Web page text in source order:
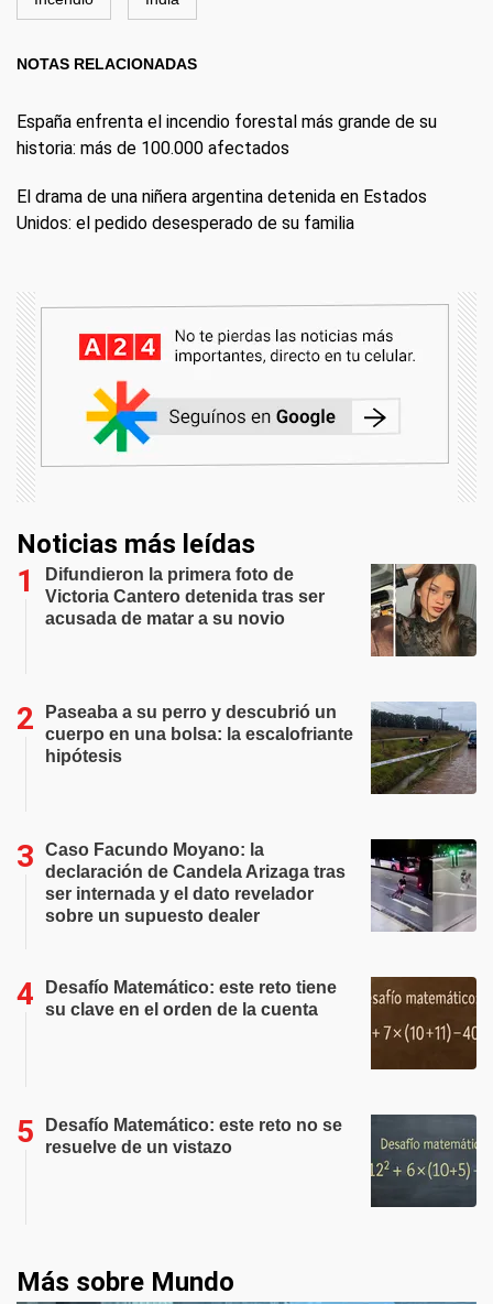
NOTAS RELACIONADAS
España enfrenta el incendio forestal más grande de su
historia: más de 100.000 afectados
El drama de una niñera argentina detenida en Estados
Unidos: el pedido desesperado de su familia
Noticias más leídas
Difundieron la primera foto de
Victoria Cantero detenida tras ser
acusada de matar a su novio
Paseaba a su perro y descubrió un
cuerpo en una bolsa: la escalofriante
hipótesis
Caso Facundo Moyano: la
declaración de Candela Arizaga tras
ser internada y el dato revelador
sobre un supuesto dealer
Desafío Matemático: este reto tiene
su clave en el orden de la cuenta
Desafío Matemático: este reto no se
resuelve de un vistazo
Más sobre Mundo